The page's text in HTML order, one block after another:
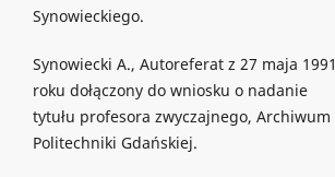
Synowieckiego.
Synowiecki A., Autoreferat z 27 maja 1991
roku dołączony do wniosku o nadanie
tytułu profesora zwyczajnego, Archiwum
Politechniki Gdańskiej.